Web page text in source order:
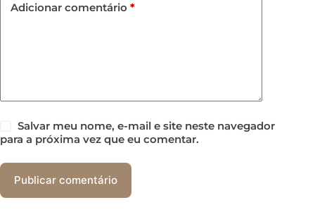
Adicionar comentário *
Salvar meu nome, e-mail e site neste navegador
para a próxima vez que eu comentar.
Publicar comentário